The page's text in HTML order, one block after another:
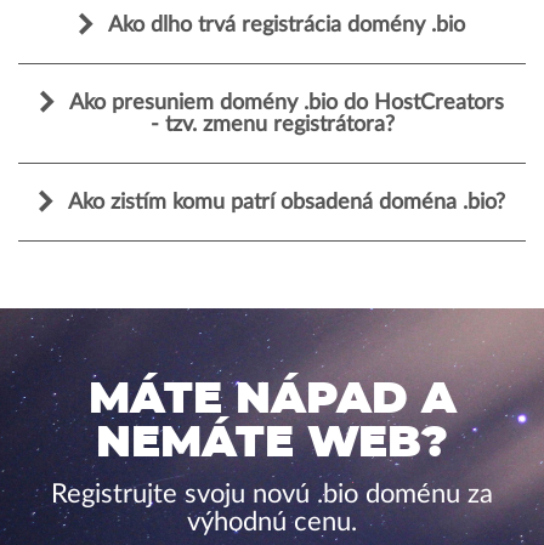
Ako dlho trvá registrácia domény .bio
Ako presuniem domény .bio do HostCreators
- tzv. zmenu registrátora?
Ako zistím komu patrí obsadená doména .bio?
MÁTE NÁPAD A
NEMÁTE WEB?
Registrujte svoju novú .bio doménu za
výhodnú cenu.